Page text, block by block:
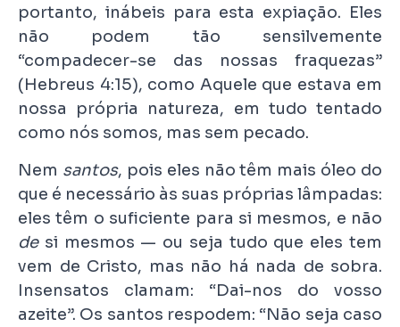
portanto, inábeis para esta expiação. Eles
não podem tão sensilvemente
“compadecer-se das nossas fraquezas”
(Hebreus 4:15), como Aquele que estava em
nossa própria natureza, em tudo tentado
como nós somos, mas sem pecado.
Nem santos, pois eles não têm mais óleo do
que é necessário às suas próprias lâmpadas:
eles têm o suficiente para si mesmos, e não
desi mesmos — ou seja tudo que eles tem
vem de Cristo, mas não há nada de sobra.
Insensatos clamam: “Dai-nos do vosso
azeite”. Os santos respodem: “Não seja caso